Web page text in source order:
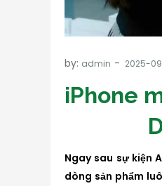
by: admin
iPhone
Ngay sau sự kiện
dòng sản phẩm